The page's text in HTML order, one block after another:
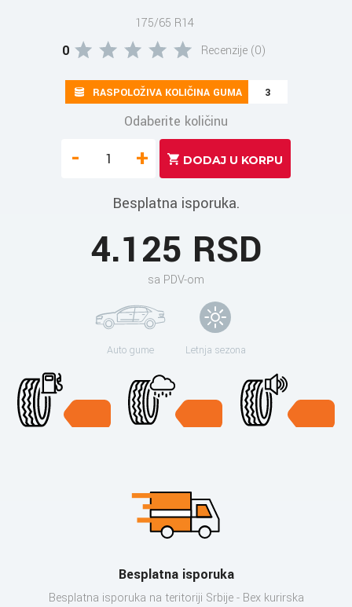
175/65 R14
0 Recenzije (0)
RASPOLOŽIVA KOLIČINA GUMA 3
Odaberite količinu
- +
Besplatna isporuka.
4.125 RSD
sa PDV-om
Auto gume Letnja sezona
Besplatna isporuka
Besplatna isporuka na teritoriji Srbije - Bex kurirska